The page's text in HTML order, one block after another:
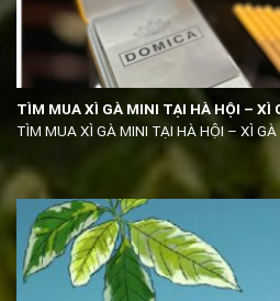
TÌM MUA XÌ GÀ MINI TẠI HÀ HỘI – XÌ
TÌM MUA XÌ GÀ MINI TẠI HÀ HỘI – XÌ